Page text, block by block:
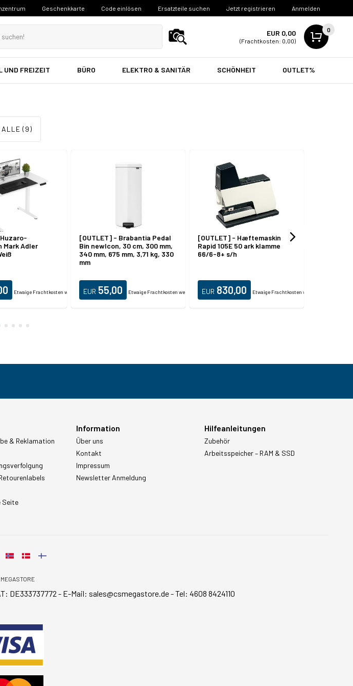
Geschenkkarte Code einlösen Ersatzteile suchen Jetzt registrieren Anmelden
EUR 0,00
(Frachtkosten: 0,00)
0
UND FREIZEIT BÜRO ELEKTRO & SANITÄR SCHÖNHEIT OUTLET%
Archivierung
ALLE (9)
Mark Adler
Etwaige Frachtkosten werden zusätzlich berechnet.
[OUTLET] - Brabantia Pedal
Bin newIcon, 30 cm, 300 mm,
340 mm, 675 mm, 3,71 kg, 330
mm
EUR 55,00 Etwaige Frachtkosten werden zusätzlich berechnet.
[OUTLET] - Hæftemaskine el
Rapid 105E 50 ark klamme
66/6-8+ s/h
EUR 830,00 Etwaige Frachtkosten werden zusätzlich
& Reklamation
Seite
Information
Über uns
Kontakt
Impressum
Newsletter Anmeldung
Hilfeanleitungen
Zubehör
Arbeitsspeicher – RAM & SSD
DE333737772 - E-Mail: sales@csmegastore.de-Tel: 4608 8424110